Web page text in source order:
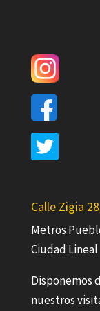
Calle Zigia
Metros
Ciudad Lineal
Disponemos
nuestros